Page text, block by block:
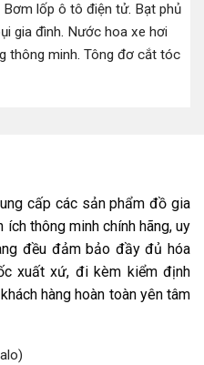
Bơm lốp ô tô điện tử. Bạt phủ
gia đình. Nước hoa xe hơi
thông minh. Tông đơ cắt tóc
cấp các sản phẩm đồ gia
thông minh chính hãng, uy
đều đảm bảo đầy đủ hóa
xuất xứ, đi kèm kiểm định
hàng hoàn toàn yên tâm